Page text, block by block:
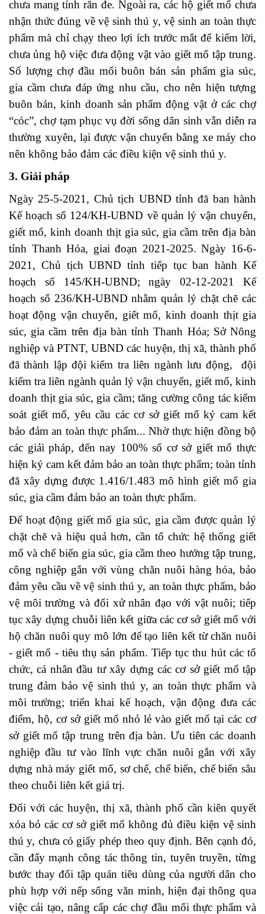
chưa mang tính răn đe. Ngoài ra, các hộ giết mổ chưa
nhận thức đúng về vệ sinh thú y, vệ sinh an toàn thực
phẩm mà chỉ chạy theo lợi ích trước mắt để kiếm lời,
chưa ủng hộ việc đưa động vật vào giết mổ tập trung.
Số lượng chợ đầu mối buôn bán sản phẩm gia súc,
gia cầm chưa đáp ứng nhu cầu, cho nên hiện tượng
buôn bán, kinh doanh sản phẩm động vật ở các chợ
“cóc”, chợ tạm phục vụ đời sống dân sinh vẫn diễn ra
thường xuyên, lại được vận chuyển bằng xe máy cho
nên không bảo đảm các điều kiện vệ sinh thú y.
3. Giải pháp
Ngày 25-5-2021, Chủ tịch UBND tỉnh đã ban hành
Kế hoạch số 124/KH-UBND về quản lý vận chuyển,
giết mổ, kinh doanh thịt gia súc, gia cầm trên địa bàn
tỉnh Thanh Hóa, giai đoạn 2021-2025. Ngày 16-6-
2021, Chủ tịch UBND tỉnh tiếp tục ban hành Kế
hoạch số 145/KH-UBND; ngày 02-12-2021 Kế
hoạch số 236/KH-UBND nhằm quản lý chặt chẽ các
hoạt động vận chuyển, giết mổ, kinh doanh thịt gia
súc, gia cầm trên địa bàn tỉnh Thanh Hóa; Sở Nông
nghiệp và PTNT, UBND các huyện, thị xã, thành phố
đã thành lập đội kiểm tra liên ngành lưu động, đội
kiểm tra liên ngành quản lý vận chuyển, giết mổ, kinh
doanh thịt gia súc, gia cầm; tăng cường công tác kiểm
soát giết mổ, yêu cầu các cơ sở giết mổ ký cam kết
bảo đảm an toàn thực phẩm... Nhờ thực hiện đồng bộ
các giải pháp, đến nay 100% số cơ sở giết mổ thực
hiện ký cam kết đảm bảo an toàn thực phẩm; toàn tỉnh
đã xây dựng được 1.416/1.483 mô hình giết mổ gia
súc, gia cầm đảm bảo an toàn thực phẩm.
Để hoạt động giết mổ gia súc, gia cầm được quản lý
chặt chẽ và hiệu quả hơn, cần tổ chức hệ thống giết
mổ và chế biến gia súc, gia cầm theo hướng tập trung,
công nghiệp gắn với vùng chăn nuôi hàng hóa, bảo
đảm yêu cầu về vệ sinh thú y, an toàn thực phẩm, bảo
vệ môi trường và đối xử nhân đạo với vật nuôi; tiếp
tục xây dựng chuỗi liên kết giữa các cơ sở giết mổ với
hộ chăn nuôi quy mô lớn để tạo liên kết từ chăn nuôi
- giết mổ - tiêu thụ sản phẩm. Tiếp tục thu hút các tổ
chức, cá nhân đầu tư xây dựng các cơ sở giết mổ tập
trung đảm bảo vệ sinh thú y, an toàn thực phẩm và
môi trường; triển khai kế hoạch, vận động đưa các
điểm, hộ, cơ sở giết mổ nhỏ lẻ vào giết mổ tại các cơ
sở giết mổ tập trung trên địa bàn. Ưu tiên các doanh
nghiệp đầu tư vào lĩnh vực chăn nuôi gắn với xây
dựng nhà máy giết mổ, sơ chế, chế biến, chế biến sâu
theo chuỗi liên kết giá trị.
Đối với các huyện, thị xã, thành phố cần kiên quyết
xóa bỏ các cơ sở giết mổ không đủ điều kiện vệ sinh
thú y, chưa có giấy phép theo quy định. Bên cạnh đó,
cần đẩy mạnh công tác thông tin, tuyên truyền, từng
bước thay đổi tập quán tiêu dùng của người dân cho
phù hợp với nếp sống văn minh, hiện đại thông qua
việc cải tạo, nâng cấp các chợ đầu mối thực phẩm và